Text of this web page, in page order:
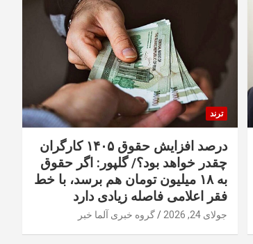
ترند
درصد افزایش حقوق ۱۴۰۵ کارگران
چقدر خواهد بود؟/ گلپور: اگر حقوق
به ۱۸ میلیون تومان هم برسد، با خط
فقر اعلامی فاصله زیادی دارد
جولای 24, 2026 گروه خبری آلما خبر